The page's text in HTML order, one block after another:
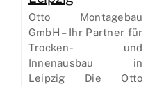
Otto Montagebau
GmbH – Ihr Partner für
Trocken- und
Innenausbau in
Leipzig Die Otto